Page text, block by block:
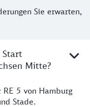
Sie erwarten,
Start
Mitte?
5 von Hamburg
Stade.